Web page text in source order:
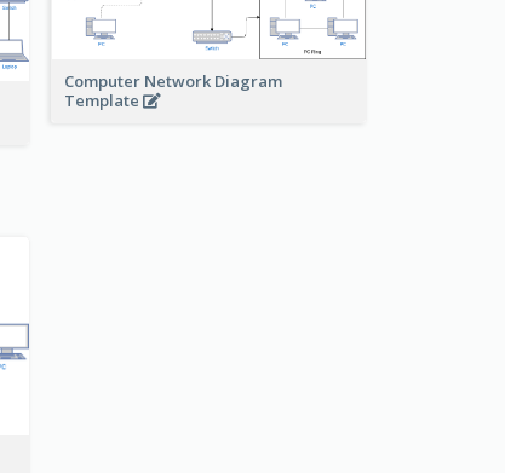
Computer Network Diagram
Template